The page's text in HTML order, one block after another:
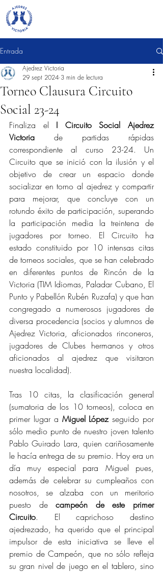
Entrada
Torneo Clausura Circuito
Social 23-24
Ajedrez Victoria
29 sept 2024 3 min de lectura
Finaliza el I Circuito Social Ajedrez
Victoria de partidas rápidas
correspondiente al curso 23-24. Un
Circuito que se inició con la ilusión y el
objetivo de crear un espacio donde
socializar en torno al ajedrez y compartir
para mejorar, que concluye con un
rotundo éxito de participación, superando
la participación media la treintena de
jugadores por torneo. El Circuito ha
estado constituido por 10 intensas citas
de torneos sociales, que se han celebrado
en diferentes puntos de Rincón de la
Victoria (TIM Idiomas, Paladar Cubano, El
Punto y Pabellón Rubén Ruzafa) y que han
congregado a numerosos jugadores de
diversa procedencia (socios y alumnos de
Ajedrez Victoria, aficionados rinconeros,
jugadores de Clubes hermanos y otros
aficionados al ajedrez que visitaron
nuestra localidad).
Tras 10 citas, la clasificación general
(sumatoria de los 10 torneos), coloca en
primer lugar a Miguel López seguido por
sólo medio punto de nuestro joven talento
Pablo Guirado Lara, quien cariñosamente
le hacía entrega de su premio. Hoy era un
día muy especial para Miguel pues,
además de celebrar su cumpleaños con
nosotros, se alzaba con un meritorio
puesto de campeón de este primer
Circuito. El caprichoso destino
ajedrezado, ha querido que el principal
impulsor de esta iniciativa se lleve el
premio de Campeón, que no sólo refleja
su gran nivel de juego en el tablero, sino